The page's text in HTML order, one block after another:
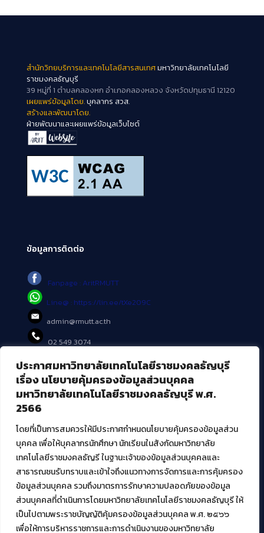
ประกาศมหาวิทยาลัยเทคโนโลยีราชมงคลธัญบุรี
เรื่อง นโยบายคุ้มครองข้อมูลส่วนบุคคล
มหาวิทยาลัยเทคโนโลยีราชมงคลธัญบุรี พ.ศ.
2566
โดยที่เป็นการสมควรให้มีประกาศกำหนดนโยบายคุ้มครองข้อมูลส่วน
บุคคล เพื่อให้บุคลากรนักศึกษา นักเรียนในสังกัดมหาวิทยาลัย
เทคโนโลยีราชมงคลธัญรี ในฐานะเจ้าของข้อมูลส่วนบุคคลและ
สาธารณชนรับทราบและเข้าใจถึงแนวทางการจัดการและการคุ้มครอง
ข้อมูลส่วนบุคคล รวมถึงมาตรการรักษาความปลอดภัยของข้อมูล
ส่วนบุคคลที่ดำเนินการโดยมหาวิทยาลัยเทคโนโลยีราชมงคลธัญบุรี ให้
เป็นไปตามพระราชบัญญัติคุ้มครองข้อมูลส่วนบุคคล พ.ศ. ๒๕๖๖
เพื่อให้การบริหารราชการและการดำเนินงานของมหาวิทยาลัย
สำนักวิทยบริการและเทคโนโลยีสารสนเทศมหาวิทยาลัยเทคโนโลยี
ราชมงคลธัญบุรี
39 หมู่ที่ 1 ตำบลคลองหก อำเภอคลองหลวง จังหวัดปทุมธานี 12120
เผยแพร่ข้อมูลโดย.บุคลากร สวส.
สร้างและพัฒนาโดย.
ฝ่ายพัฒนาและเผยแพร่ข้อมูลเว็บไซต์
ข้อมูลการติดต่อ
Fanpage : AritRMUTT
Line@ : https://lin.ee/tXe209C
admin@rmutt.ac.th
02 549 3074
บริการอื่นๆ ของ สวส.
ศูนย์สื่อดิจิทัล
ศูนย์นวัตกรรมและความรู้
สมัยใหม่ (MoSeC)
งานบริการวิชาการให้กับหน่วยงานภายนอก
โครงการส่งเสริมและพัฒนาผู้ประกอบการ SME โดย. มทร.ธัญบุรี
กิจกรรมการเชื่อมโยงเครือข่ายผู้ให้บริการเครื่องจักรกลทางการ
เกษตร ภายใต้โครงการส่งเสริมการรแปรรูปสินค้าเกษตรระดับชุมชน